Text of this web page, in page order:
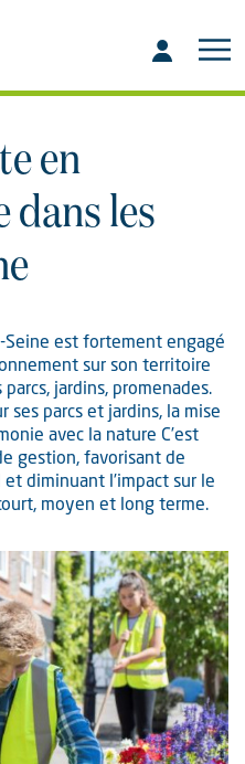
en
dans les
Seine est fortement engagé
sur son territoire
jardins, promenades.
ses parcs et jardins, la mise
avec la nature C’est
gestion, favorisant de
diminuant l’impact sur le
moyen et long terme.